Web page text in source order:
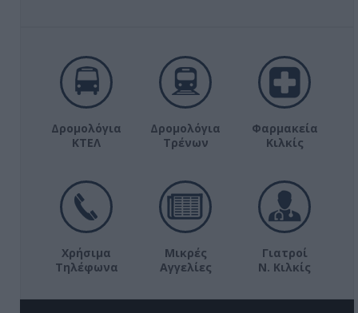
Δρομολόγια
ΚΤΕΛ
Δρομολόγια
Τρένων
Φαρμακεία
Κιλκίς
Χρήσιμα
Τηλέφωνα
Μικρές
Αγγελίες
Γιατροί
Ν. Κιλκίς